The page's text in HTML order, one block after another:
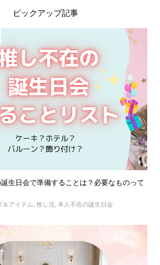
ピックアップ記事
生日会で準備することは？必要なものって
＆アイテム, 推し活, 本人不在の誕生日会